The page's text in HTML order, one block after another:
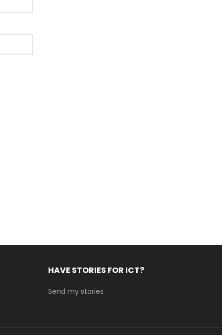
HAVE STORIES FOR ICT?
Send my stories